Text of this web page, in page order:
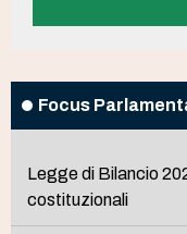
Focus
Legge di Bilancio
costituzionali